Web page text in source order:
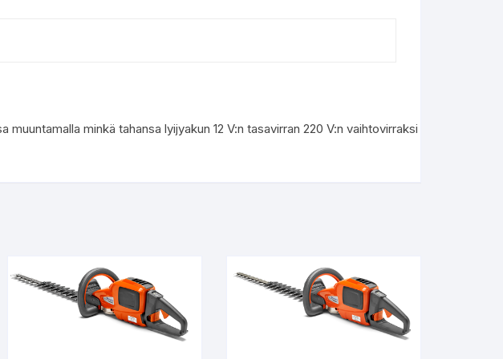
muuntamalla minkä tahansa lyijyakun 12 V:n tasavirran 220 V:n vaihtovirraksi